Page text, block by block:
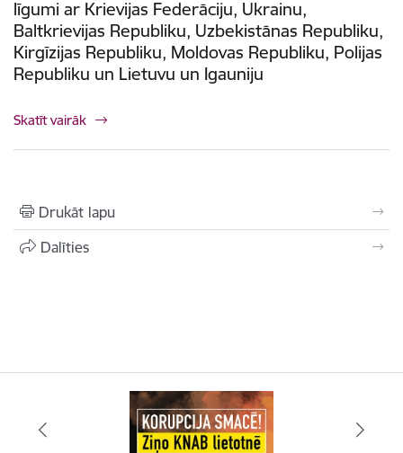
līgumi ar Krievijas Federāciju, Ukrainu,
Baltkrievijas Republiku, Uzbekistānas Republiku,
Kirgīzijas Republiku, Moldovas Republiku, Polijas
Republiku un Lietuvu un Igauniju
Skatīt vairāk
Drukāt lapu
Dalīties